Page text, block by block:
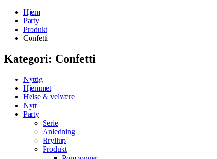
Hjem
Party
Produkt
Confetti
Kategori: Confetti
Nyttig
Hjemmet
Helse & velvære
Nytt
Party
Serie
Anledning
Bryllup
Produkt